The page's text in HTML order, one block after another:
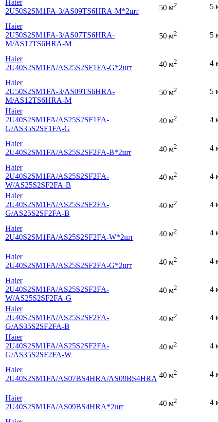
Haier
2U50S2SM1FA-3/AS09TS6HRA-M*2шт 50 м2 5
Haier
2U50S2SM1FA-3/AS07TS6HRA-
M/AS12TS6HRA-M
50 м2 5
Haier
2U40S2SM1FA/AS25S2SF1FA-G*2шт 40 м2 4
Haier
2U50S2SM1FA-3/AS09TS6HRA-
M/AS12TS6HRA-M
50 м2 5
Haier
2U40S2SM1FA/AS25S2SF1FA-
G/AS35S2SF1FA-G
40 м2 4
Haier
2U40S2SM1FA/AS25S2SF2FA-B*2шт 40 м2 4
Haier
2U40S2SM1FA/AS25S2SF2FA-
W/AS25S2SF2FA-B
40 м2 4
Haier
2U40S2SM1FA/AS25S2SF2FA-
G/AS25S2SF2FA-B
40 м2 4
Haier
2U40S2SM1FA/AS25S2SF2FA-W*2шт 40 м2 4
Haier
2U40S2SM1FA/AS25S2SF2FA-G*2шт 40 м2 4
Haier
2U40S2SM1FA/AS25S2SF2FA-
W/AS25S2SF2FA-G
40 м2 4
Haier
2U40S2SM1FA/AS25S2SF2FA-
G/AS35S2SF2FA-B
40 м2 4
Haier
2U40S2SM1FA/AS25S2SF2FA-
G/AS35S2SF2FA-W
40 м2 4
Haier
2U40S2SM1FA/AS07BS4HRA/AS09BS4HRA 40 м2 4
Haier
2U40S2SM1FA/AS09BS4HRA*2шт 40 м2 4